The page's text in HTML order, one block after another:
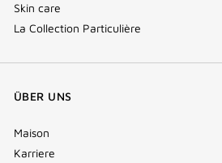
Skin care
La Collection Particulière
ÜBER UNS
Maison
Karriere